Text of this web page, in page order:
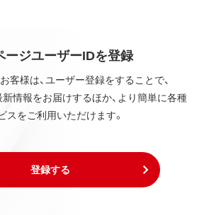
ージユーザーIDを登録
客様は、ユーザー登録をすることで、
情報をお届けするほか、より簡単に各種
スをご利用いただけます。
登録する